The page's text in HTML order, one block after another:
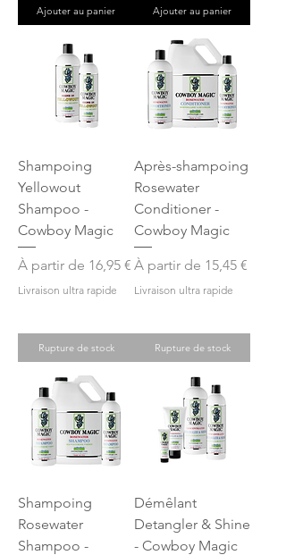
Ajouter au panier Ajouter au panier
Shampoing
Yellowout
Shampoo -
Cowboy Magic
À partir de 16,95 €
Prix promotionnel
Livraison ultra rapide
Rupture de stock
Après-shampoing
Rosewater
Conditioner -
Cowboy Magic
À partir de 15,45 €
Prix promotionnel
Livraison ultra rapide
Rupture de stock
Shampoing
Rosewater
Shampoo -
Démêlant
Detangler & Shine
- Cowboy Magic